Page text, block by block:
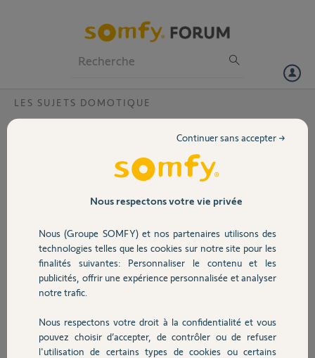
Volet
Sécurité
Domotique
Chauffage
LES SUJETS DOMOTIQUE
Appairage impossible Tahoma Switch et
je viens d'acquérir une Tahoma switch, mais je n'arrive pas à
de 5 ans.
A noter que je n'avais pas de télécommande relais.
J'ai acheté la télécommande relais RC5100574B, mais impossible de
l'appairer. Le voyant radio s'allume et s'éteint.
l'application indique : aucun appareil détecté.
Aucun mouvement avec la télécommande non plus.
Pouvez vous m'apporter une aide ?
Nous respectons votre vie privée
Nous (Groupe SOMFY) et nos partenaires utilisons des
technologies telles que les cookies sur notre site pour les
finalités suivantes: Personnaliser le contenu et les
publicités, offrir une expérience personnalisée et analyser
notre trafic.
Nous respectons votre droit à la confidentialité et vous
pouvez choisir d’accepter, de contrôler ou de refuser
l'utilisation de certains types de cookies ou certains
Continuer sans accepter →